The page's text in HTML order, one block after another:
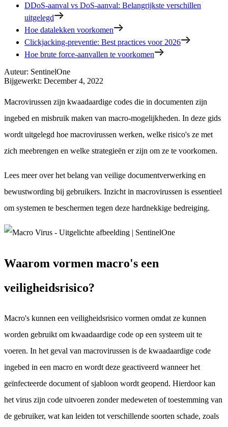
DDoS-aanval vs DoS-aanval: Belangrijkste verschillen
uitgelegd
Hoe datalekken voorkomen
Clickjacking-preventie: Best practices voor 2026
Hoe brute force-aanvallen te voorkomen
Auteur: SentinelOne
Bijgewerkt: December 4, 2022
Macrovirussen zijn kwaadaardige codes die in documenten zijn
ingebed en misbruik maken van macro-mogelijkheden. In deze gids
wordt uitgelegd hoe macrovirussen werken, welke risico's ze met
zich meebrengen en welke strategieën er zijn om ze te voorkomen.
Lees meer over het belang van veilige documentverwerking en
bewustwording bij gebruikers. Inzicht in macrovirussen is essentieel
om systemen te beschermen tegen deze hardnekkige bedreiging.
Waarom vormen macro's een
veiligheidsrisico?
Macro's kunnen een veiligheidsrisico vormen omdat ze kunnen
worden gebruikt om kwaadaardige code op een systeem uit te
voeren. In het geval van macrovirussen is de kwaadaardige code
ingebed in een macro en wordt deze geactiveerd wanneer het
geïnfecteerde document of sjabloon wordt geopend. Hierdoor kan
het virus zijn code uitvoeren zonder medeweten of toestemming van
de gebruiker, wat kan leiden tot verschillende soorten schade, zoals